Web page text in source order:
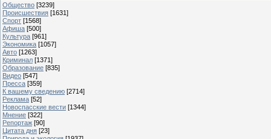
Общество [3239]
Происшествия [1631]
Спорт [1568]
Афиша [500]
Культура [961]
Экономика [1057]
Авто [1263]
Криминал [1371]
Образование [835]
Видео [547]
Пресса [359]
К вашему сведению [2714]
Реклама [52]
Новоспасские вести [1344]
Мнение [322]
Репортаж [90]
Цитата дня [23]